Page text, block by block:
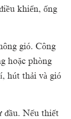
khiển, ống
gió. Công
hoặc phòng
hút thải và gió
đầu. Nếu thiết